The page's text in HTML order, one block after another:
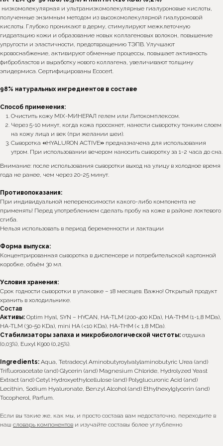
низкомолекулярная и ультранизкомолекулярные гиалуроновые кислоты,
полученные энзимным методом из высокомолекулярной гиалуроновой
кислоты. Глубоко проникают в дерму, стимулируют межклеточную
гидратацию кожи и образование новых коллагеновых волокон, повышение
упругости и эластичности, предотвращению ТЭПВ. Улучшают
кровоснабжение, активируют обменные процессы, повышает активность
фибробластов и выработку нового коллагена, увеличивают толщину
эпидермиса. Сертифицированы Ecocert.
98% натуральных ингредиентов в составе
Способ применения:
Очистить кожу МIX-МИНЕРАЛ гелем или Литокомплексом.
Через 5-10 минут, когда кожа просохнет, нанести сыворотку тонким слоем
на кожу лица и век (при желании шеи).
Сыворотка «HYALURON ACTIVE» предназначена для использования
утром. При использовании вечером наносить сыворотку за 1-2 часа до сна.
Внимание: после использования сыворотки выход на улицу в холодное время
года не ранее, чем через 20-25 минут.
Противопоказания:
При индивидуальной непереносимости какого-либо компонента не
применять! Перед употреблением сделать пробу на коже в районе локтевого
сгиба.
Нельзя использовать в период беременности и лактации
Форма выпуска:
Концентрированная сыворотка в диспенсере и потребительской картонной
коробке, объём 30 мл.
Условия хранения:
Срок годности сыворотки в упаковке – 18 месяцев. Важно! Открытый продукт
хранить в холодильнике.
Состав
Активы: Optim Hyal, SYN – HYCAN, HA-TLM (200-400 KDa), HA-THM (1-1,8 MDa),
HA-TLM (30-50 KDa), mini HA (<10 KDa), HA-THM (< 1,8 MDa).
Стабилизаторы запаха и микробиологической чистоты: отдушка
(0,03%), Euxyl K900 (0,25%).
Ingredients: Aqua, Tetradecyl Aminobutyroylvalylaminobutyric Urea (and)
Trifluoroacetate (and) Glycerin (and) Magnesium Chloride, Hydrolyzed Yeast
Extract (and) Cetyl Hydroxyethylcellulose (and) Polyglucuronic Acid (and)
Lecithin, Sodium Hyaluronate, Benzyl Alcohol (and) Ethylhexylglycerin (and)
Tocopherol, Parfum.
Если вы такие же, как мы, и просто состава вам недостаточно, переходите в
наш словарь компонентов и изучайте составы более углубленно
*Интернет-магазин skecobeauty.com не несёт ответственности
за продукцию, купленную на интернет ресурсах (авито,
Подпишитесь на наши новости, обещаем присылать
только важную информацию
БЕСПЛАТНАЯ ДОСТАВКА
за заказ от 13 000 ₽
Я согласен с условиями политики конфиденциальности